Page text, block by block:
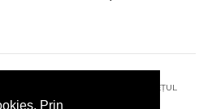
Prin
CÂMPULUNG MOLDOVENESC, JUDEȚUL
SUCEAVA